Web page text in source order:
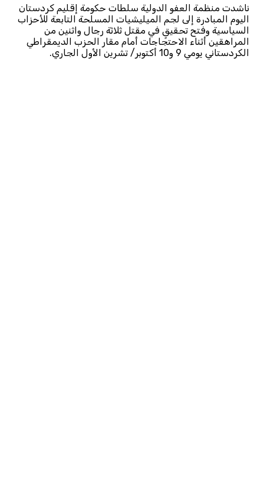
ناشدت منظمة العفو الدولية سلطات حكومة إقليم كردستان
اليوم المبادرة إلى لجم الميليشيات المسلحة التابعة للأحزاب
السياسية وفتح تحقيقٍ في مقتل ثلاثة رجال واثنين من
المراهقين أثناء الاحتجاجات أمام مقار الحزب الديمقراطي
الكردستاني يومي 9 و10 أكتوبر/ تشرين الأول الجاري.